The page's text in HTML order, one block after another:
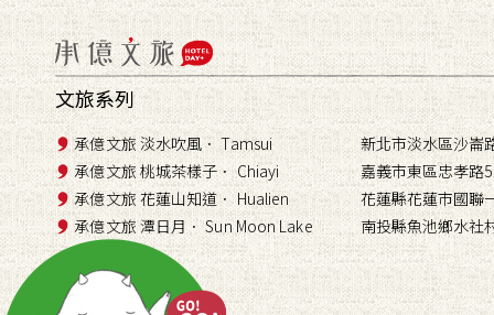
文旅系列
承億文旅 淡水吹風． Tamsui
承億文旅 桃城茶樣子． Chiayi
承億文旅 花蓮山知道． Hualien
承億文旅 潭日月． Sun Moon Lake
新北市淡水區沙崙
嘉義市東區忠孝路
花蓮縣花蓮市國聯
南投縣魚池鄉水社
小承輕旅